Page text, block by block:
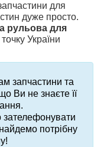
для
дуже просто.
рульова для
України
запчастини та
Ви не знаєте її
зателефонувати
потрібну